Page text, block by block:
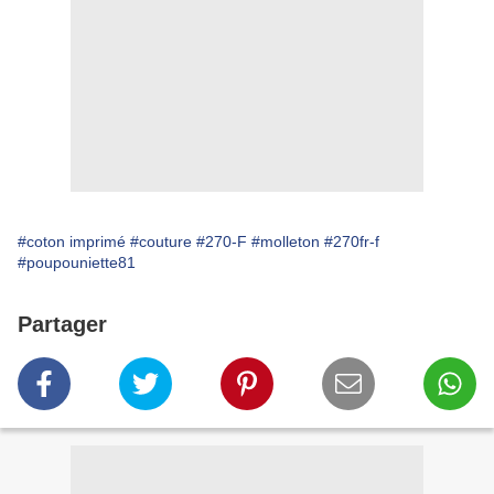
#coton imprimé #couture #270-F #molleton #270fr-f
#poupouniette81
Partager